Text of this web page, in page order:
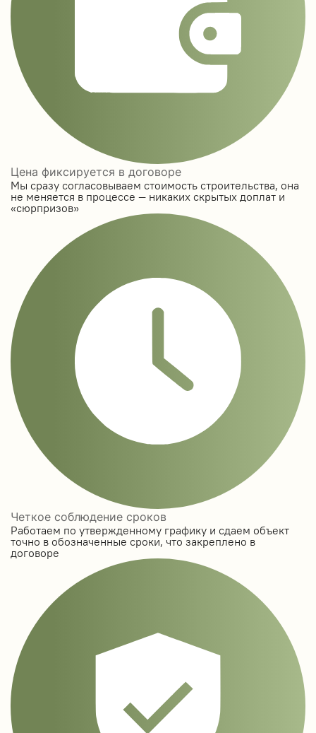
Цена фиксируется в договоре
Мы сразу согласовываем стоимость строительства, она
не меняется в процессе — никаких скрытых доплат и
«сюрпризов»
Четкое соблюдение сроков
Работаем по утвержденному графику и сдаем объект
точно в обозначенные сроки, что закреплено в
договоре